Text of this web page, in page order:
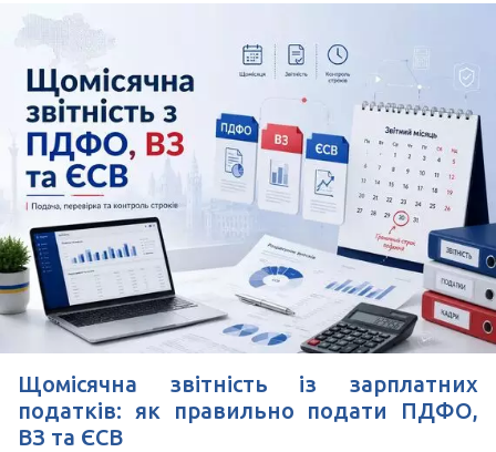
Щомісячна звітність із зарплатних
податків: як правильно подати ПДФО,
ВЗ та ЄСВ